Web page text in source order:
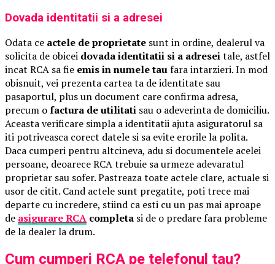
Dovada identitatii si a adresei
Odata ce actele de proprietate sunt in ordine, dealerul va
solicita de obicei dovada identitatii si a adreseitale, astfel
incat RCA sa fie emis in numele taufara intarzieri. In mod
obisnuit, vei prezenta cartea ta de identitate sau
pasaportul, plus un document care confirma adresa,
precum ofactura de utilitati sau o adeverinta de domiciliu.
Aceasta verificare simpla a identitatii ajuta asiguratorul sa
iti potriveasca corect datele si sa evite erorile la polita.
Daca cumperi pentru altcineva, adu si documentele acelei
persoane, deoarece RCA trebuie sa urmeze adevaratul
proprietar sau sofer. Pastreaza toate actele clare, actuale si
usor de citit. Cand actele sunt pregatite, poti trece mai
departe cu incredere, stiind ca esti cu un pas mai aproape
de asigurare RCA completa si de o predare fara probleme
de la dealer la drum.
Cum cumperi RCA pe telefonul tau?